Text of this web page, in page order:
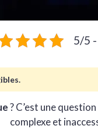
5/5
? C’est une
complexe et